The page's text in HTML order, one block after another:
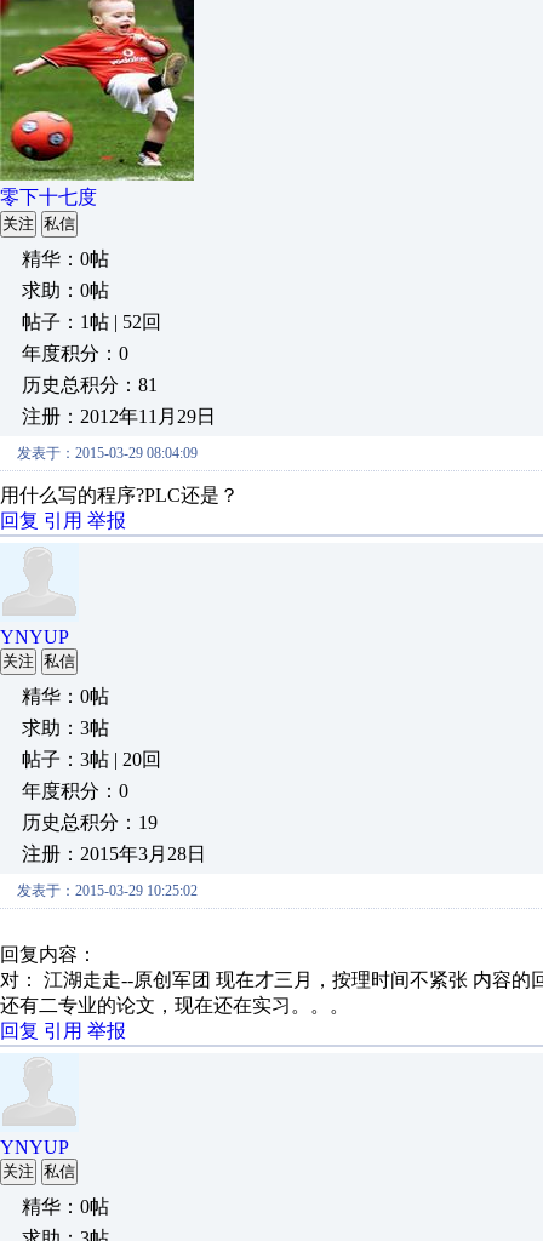
零下十七度
关注 私信
精华：0帖
求助：0帖
帖子：1帖 | 52回
年度积分：0
历史总积分：81
注册：2012年11月29日
发表于：2015-03-29 08:04:09
用什么写的程序?PLC还是？
回复 引用 举报
YNYUP
关注 私信
精华：0帖
求助：3帖
帖子：3帖 | 20回
年度积分：0
历史总积分：19
注册：2015年3月28日
发表于：2015-03-29 10:25:02
回复内容：
对： 江湖走走--原创军团 现在才三月，按理时间不紧张 内容的
还有二专业的论文，现在还在实习。。。
回复 引用 举报
YNYUP
关注 私信
精华：0帖